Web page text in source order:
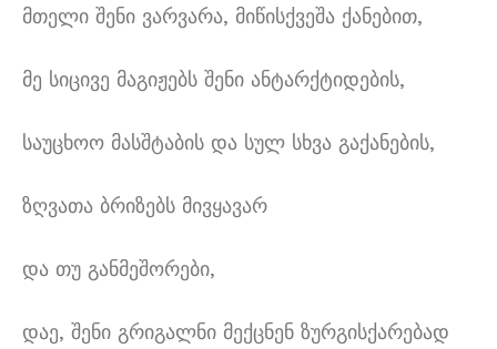
მთელი შენი ვარვარა, მიწისქვეშა ქანებით,
მე სიცივე მაგიჟებს შენი ანტარქტიდების,
საუცხოო მასშტაბის და სულ სხვა გაქანების,
ზღვათა ბრიზებს მივყავარ
და თუ განმეშორები,
დაე, შენი გრიგალნი მექცნენ ზურგისქარებად